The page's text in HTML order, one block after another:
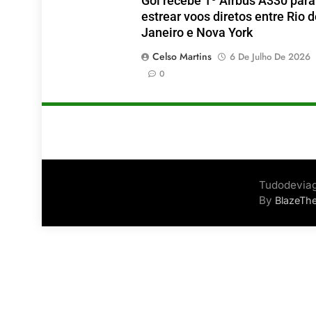
estrear voos diretos entre Rio
Janeiro e Nova York
Celso Martins
6 De Julho De 2026
0
By